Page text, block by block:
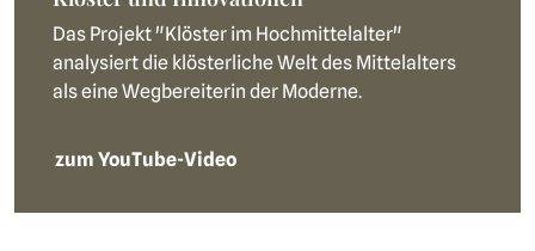
Das Projekt "Klöster im Hochmittelalter"
analysiert die klösterliche Welt des Mittelalters
als eine Wegbereiterin der Moderne.
zum YouTube-Video